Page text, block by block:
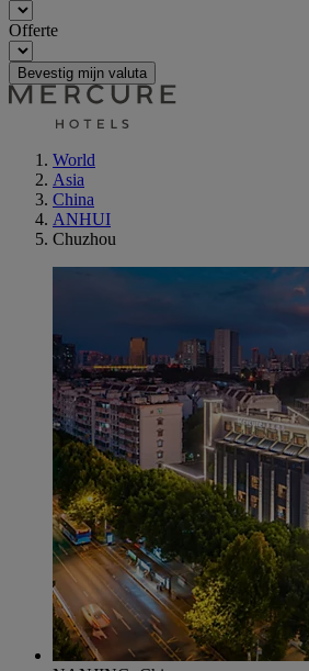
Offerte
Bevestig mijn valuta
World
Asia
China
ANHUI
Chuzhou